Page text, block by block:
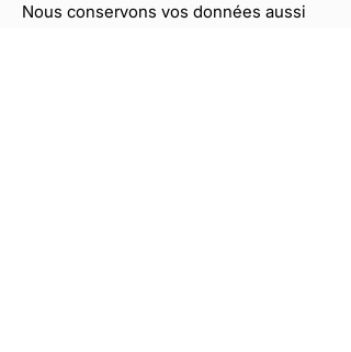
Nous conservons vos données aussi